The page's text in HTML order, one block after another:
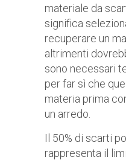
materiale da
significa
recuperare un
altrimenti
sono necessari
per far sì che
materia prima
un arredo.
Il 50% di scarti
rappresenta il